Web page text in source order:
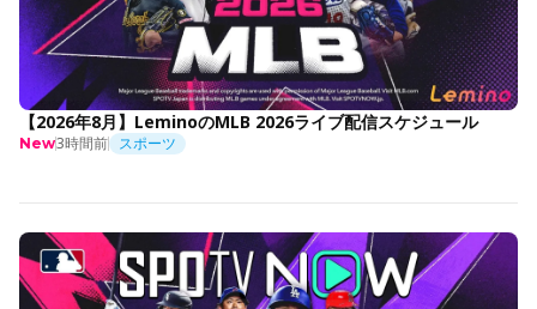
【2026年8月】LeminoのMLB 2026ライブ配信スケジュール
New3時間前 スポーツ